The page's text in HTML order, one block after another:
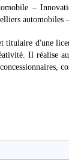
–
automobiles
d'une
Il réalise